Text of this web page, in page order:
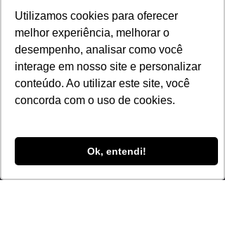
Utilizamos cookies para oferecer
melhor experiência, melhorar o
desempenho, analisar como você
interage em nosso site e personalizar
conteúdo. Ao utilizar este site, você
concorda com o uso de cookies.
Ok, entendi!
participar da lista de espera
e ser avisado primeiro!
Nome